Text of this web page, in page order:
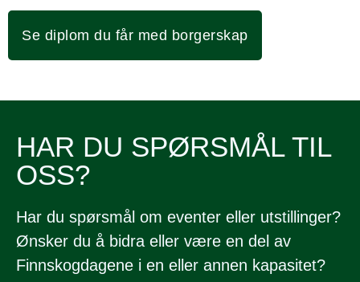
Se diplom du får med borgerskap
HAR DU SPØRSMÅL TIL
OSS?
Har du spørsmål om eventer eller utstillinger?
Ønsker du å bidra eller være en del av
Finnskogdagene i en eller annen kapasitet?